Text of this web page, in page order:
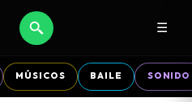
☰
MÚSICOS BAILE SONIDO